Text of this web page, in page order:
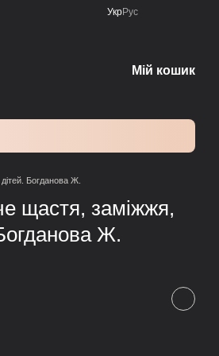
УкрРус
Мій кошик
Богданова Ж.
щастя, заміжжя,
Ж.